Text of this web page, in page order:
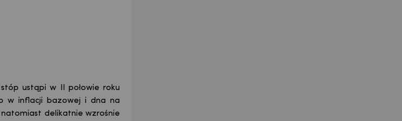
ustąpi w II połowie roku
w inflacji bazowej i dna na
delikatnie wzrośnie